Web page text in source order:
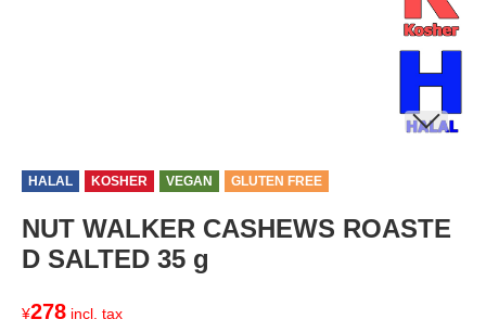
HALAL KOSHER VEGAN GLUTEN FREE
NUT WALKER CASHEWS ROASTE
D SALTED 35 g
¥278 incl. tax